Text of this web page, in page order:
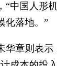
“中国人形
化落地。”
章则表示